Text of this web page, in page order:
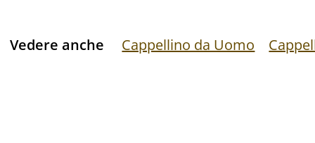
Vedere anche Cappellino da Uomo